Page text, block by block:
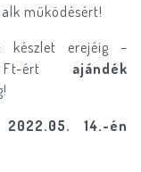
működésért!
erejéig –
Ft-ért ajándék
14.-én